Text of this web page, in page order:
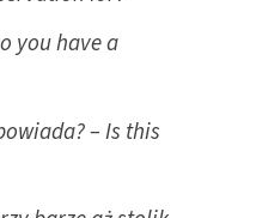
you have a
– Is this